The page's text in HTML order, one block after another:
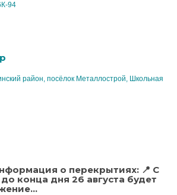
94
район, посёлок Металлострой, Школьная
о перекрытиях: 📍 С
до конца дня 26 августа будет